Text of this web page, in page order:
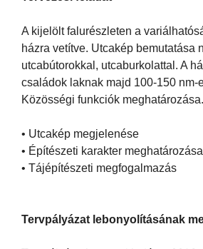
A kijelölt falurészleten a
házra vetítve. Utcakép bemutatása
utcabútorokkal, utcaburkolattal. A
családok laknak majd 100-150 nm-
Közösségi funkciók meghatározása.
• Utcakép megjelenése
• Építészeti karakter meghatározása
• Tájépítészeti megfogalmazás
Tervpályázat lebonyolításának